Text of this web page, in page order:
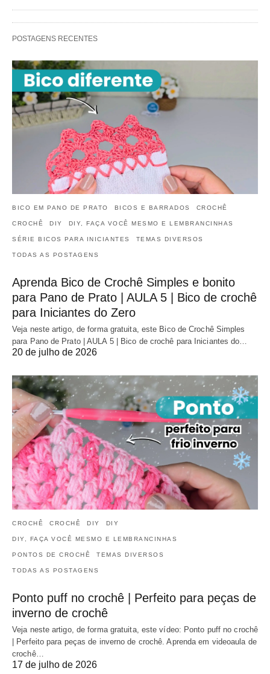
POSTAGENS RECENTES
BICO EM PANO DE PRATO BICOS E BARRADOS CROCHÊ
CROCHÊ DIY DIY, FAÇA VOCÊ MESMO E LEMBRANCINHAS
SÉRIE BICOS PARA INICIANTES TEMAS DIVERSOS
TODAS AS POSTAGENS
Aprenda Bico de Crochê Simples e bonito
para Pano de Prato | AULA 5 | Bico de crochê
para Iniciantes do Zero
Veja neste artigo, de forma gratuita, este Bico de Crochê Simples
para Pano de Prato | AULA 5 | Bico de crochê para Iniciantes do…
20 de julho de 2026
CROCHÊ CROCHÊ DIY DIY
DIY, FAÇA VOCÊ MESMO E LEMBRANCINHAS
PONTOS DE CROCHÊ TEMAS DIVERSOS
TODAS AS POSTAGENS
Ponto puff no crochê | Perfeito para peças de
inverno de crochê
Veja neste artigo, de forma gratuita, este vídeo: Ponto puff no crochê
| Perfeito para peças de inverno de crochê. Aprenda em videoaula de
crochê…
17 de julho de 2026